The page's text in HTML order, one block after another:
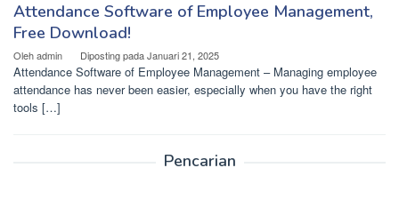
Attendance Software of Employee Management,
Free Download!
Olehadmin Diposting padaJanuari 21, 2025
Attendance Software of Employee Management – Managing employee
attendance has never been easier, especially when you have the right
tools […]
Pencarian